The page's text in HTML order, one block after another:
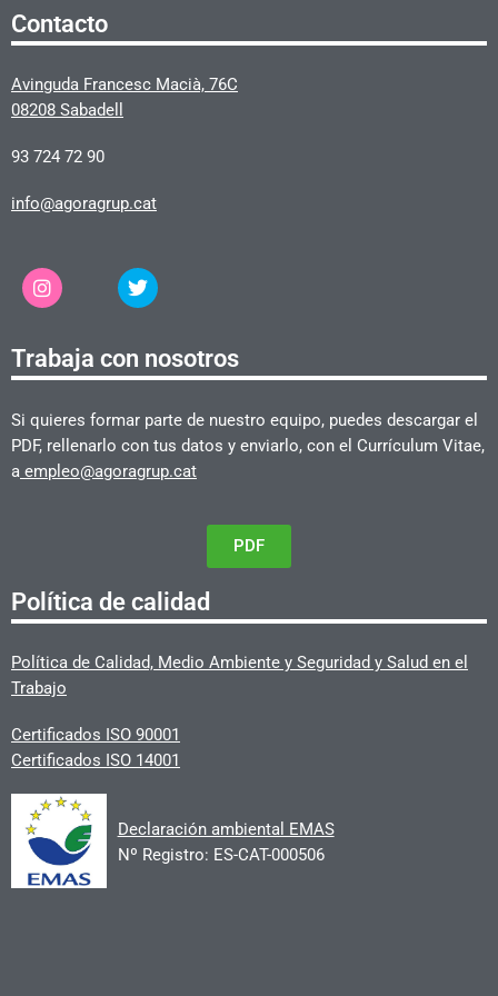
Contacto
Avinguda Francesc Macià, 76C
08208 Sabadell
93 724 72 90
info@agoragrup.cat
Trabaja con nosotros
Si quieres formar parte de nuestro equipo, puedes descargar el
PDF, rellenarlo con tus datos y enviarlo, con el Currículum Vitae,
a empleo@agoragrup.cat
PDF
Política de calidad
Política de Calidad, Medio Ambiente y Seguridad y Salud en el
Trabajo
Certificados ISO 90001
Certificados ISO 14001
Declaración ambiental EMAS
Nº Registro: ES-CAT-000506